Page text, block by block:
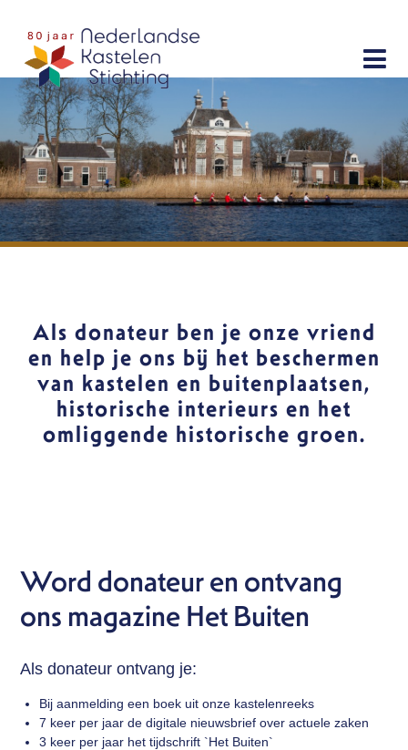
links
over
Spring
naar
de
navigatie
Spring
naar
Menu
Als donateur ben je onze vriend
en help je ons bij het beschermen
van kastelen en buitenplaatsen,
historische interieurs en het
omliggende historische groen.
Word donateur en ontvang
ons magazine Het Buiten
Als donateur ontvang je:
Bij aanmelding een boek uit onze kastelenreeks
7 keer per jaar de digitale nieuwsbrief over actuele zaken
3 keer per jaar het tijdschrift `Het Buiten`
Doe mee
Donateur
Giften
Expert
Vrijwilliger
Partner
Activiteiten
Publicaties
Over ons
Login